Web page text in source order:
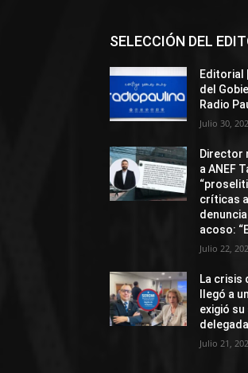
SELECCIÓN DEL
Editorial
del
Radio
Julio 30,
Director
a ANEF
críticas
acoso:
Julio 22,
La crisis
llegó a
exigió
Julio 21,